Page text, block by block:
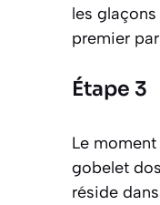
les
premier
Étape 3
Le
gobelet
réside